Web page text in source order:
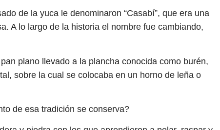
de la yuca le denominaron “Casabí”, que era una
A lo largo de la historia el nombre fue cambiando,
plano llevado a la plancha conocida como burén,
sobre la cual se colocaba en un horno de leña o
de esa tradición se conserva?